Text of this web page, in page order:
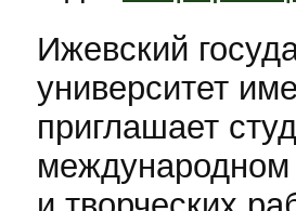
Ижевский
университет
приглашает
международном